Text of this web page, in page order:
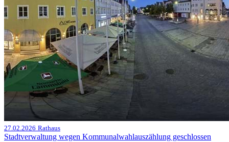
27.02.2026 Rathaus
Stadtverwaltung wegen Kommunalwahlauszählung geschlossen